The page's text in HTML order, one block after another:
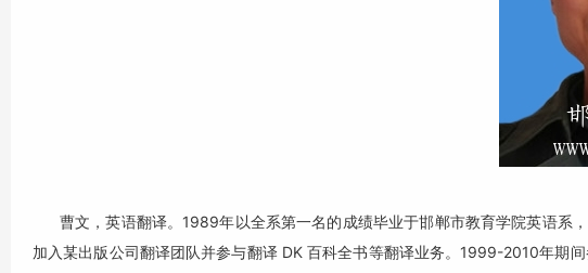
曹文，英语翻译。1989年以全系第一名的成绩毕业于邯郸市教育学院英语系
加入某出版公司翻译团队并参与翻译 DK 百科全书等翻译业务。1999-2010年期